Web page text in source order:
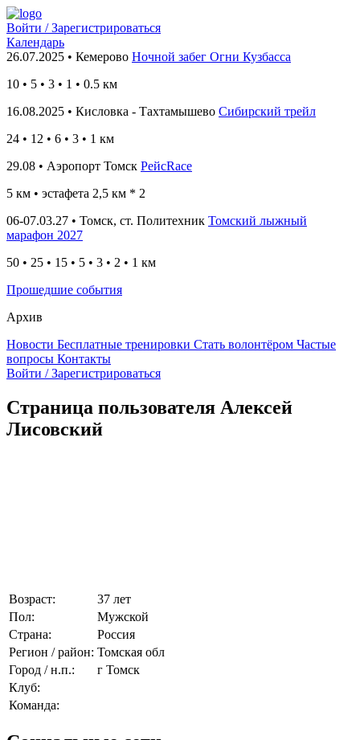
Войти / Зарегистрироваться
Календарь
26.07.2025 • Кемерово Ночной забег Огни Кузбасса
10 • 5 • 3 • 1 • 0.5 км
16.08.2025 • Кисловка - Тахтамышево Сибирский трейл
24 • 12 • 6 • 3 • 1 км
29.08 • Аэропорт Томск РейсRace
5 км • эстафета 2,5 км * 2
06-07.03.27 • Томск, ст. Политехник Томский лыжный
марафон 2027
50 • 25 • 15 • 5 • 3 • 2 • 1 км
Прошедшие события
Архив
Новости Бесплатные тренировки Стать волонтёром Частые
вопросы Контакты
Войти / Зарегистрироваться
Страница пользователя Алексей
Лисовский
Возраст:
37 лет
Пол:
Мужской
Страна:
Россия
Регион / район: Томская обл
Город / н.п.:
г Томск
Клуб:
Команда: